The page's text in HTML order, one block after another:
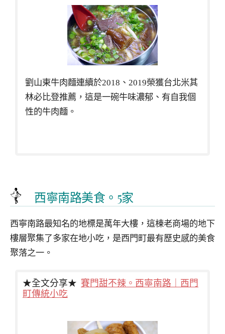
劉山東牛肉麵連續於2018、2019榮獲台北米其
林必比登推薦，這是一碗牛味濃郁、有自我個
性的牛肉麵。
西寧南路美食。5家
西寧南路最知名的地標是萬年大樓，這棟老商場的地下
樓層聚集了多家在地小吃，是西門町最有歷史感的美食
聚落之一。
★全文分享★ 賽門甜不辣。西寧南路｜西門
町傳統小吃